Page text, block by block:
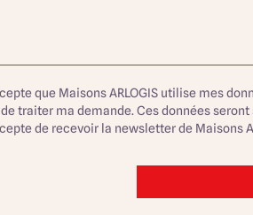
que Maisons ARLOGIS utilise mes
traiter ma demande. Ces données
de recevoir la newsletter de Maisons